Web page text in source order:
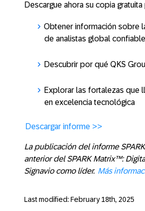
Descargue ahora su copia gratuita
Obtener información sobre
de analistas global confiable
Descubrir por qué QKS
Explorar las fortalezas que
en excelencia tecnológica
Descargar informe >>
La publicación del informe
anterior del SPARK Matrix™:
Signavio como líder. Más
Last modified: February 18th, 2025